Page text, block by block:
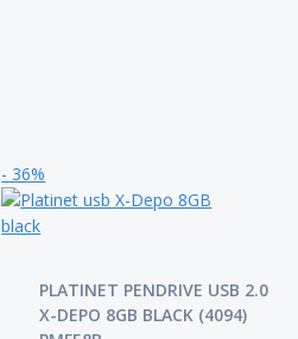
- 36%
PLATINET PENDRIVE USB 2.0
X-DEPO 8GB BLACK (4094)